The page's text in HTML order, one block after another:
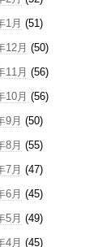
1月 (51)
12月 (50)
11月 (56)
10月 (56)
9月 (50)
8月 (55)
7月 (47)
6月 (45)
5月 (49)
4月 (45)